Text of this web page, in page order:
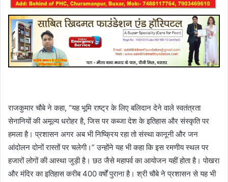
राजकुमार चौबे ने कहा, “यह भूमि राष्ट्र के लिए बलिदान देने वाले स्वतंत्रता
सेनानियों की अमूल्य धरोहर है, जिस पर कब्जा देश के इतिहास और संस्कृति पर
हमला है। प्रशासन अगर अब भी निष्क्रिय रहा तो संस्था कानूनी और जन
आंदोलन दोनों रास्तों पर चलेगी।” उन्होंने यह भी कहा कि इस रमणीय स्थल पर
हजारों लोगों की आस्था जुड़ी है। छठ जैसे महापर्व का आयोजन यहीं होता है। पोखरा
और मंदिर का इतिहास करीब 400 वर्षों पुराना है। श्री चौबे ने प्रशासन से यह भी